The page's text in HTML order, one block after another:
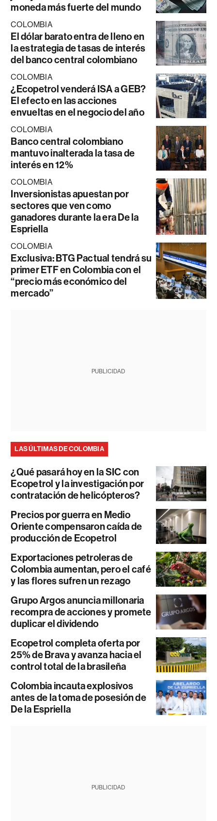
moneda más fuerte del mundo
COLOMBIA
El dólar barato entra de lleno en
la estrategia de tasas de interés
del banco central colombiano
COLOMBIA
¿Ecopetrol venderá ISA a GEB?
El efecto en las acciones
envueltas en el negocio del año
COLOMBIA
Banco central colombiano
mantuvo inalterada la tasa de
interés en 12%
COLOMBIA
Inversionistas apuestan por
sectores que ven como
ganadores durante la era De la
Espriella
COLOMBIA
Exclusiva: BTG Pactual tendrá su
primer ETF en Colombia con el
“precio más económico del
mercado”
PUBLICIDAD
LAS ÚLTIMAS DE COLOMBIA
¿Qué pasará hoy en la SIC con
Ecopetrol y la investigación por
contratación de helicópteros?
Precios por guerra en Medio
Oriente compensaron caída de
producción de Ecopetrol
Exportaciones petroleras de
Colombia aumentan, pero el café
y las flores sufren un rezago
Grupo Argos anuncia millonaria
recompra de acciones y promete
duplicar el dividendo
Ecopetrol completa oferta por
25% de Brava y avanza hacia el
control total de la brasileña
Colombia incauta explosivos
antes de la toma de posesión de
De la Espriella
PUBLICIDAD